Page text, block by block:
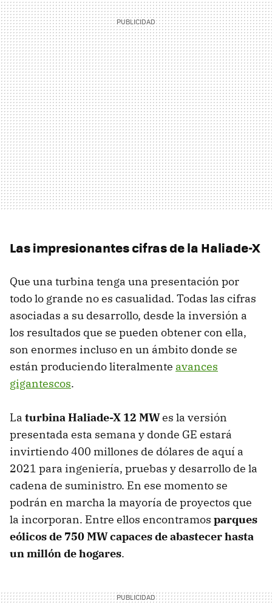
Las impresionantes cifras de la Haliade-X
Que una turbina tenga una presentación por
todo lo grande no es casualidad. Todas las cifras
asociadas a su desarrollo, desde la inversión a
los resultados que se pueden obtener con ella,
son enormes incluso en un ámbito donde se
están produciendo literalmente avances
gigantescos.
La turbina Haliade-X 12 MWes la versión
presentada esta semana y donde GE estará
invirtiendo 400 millones de dólares de aquí a
2021 para ingeniería, pruebas y desarrollo de la
cadena de suministro. En ese momento se
podrán en marcha la mayoría de proyectos que
la incorporan. Entre ellos encontramos parques
eólicos de 750 MW capaces de abastecer hasta
un millón de hogares.